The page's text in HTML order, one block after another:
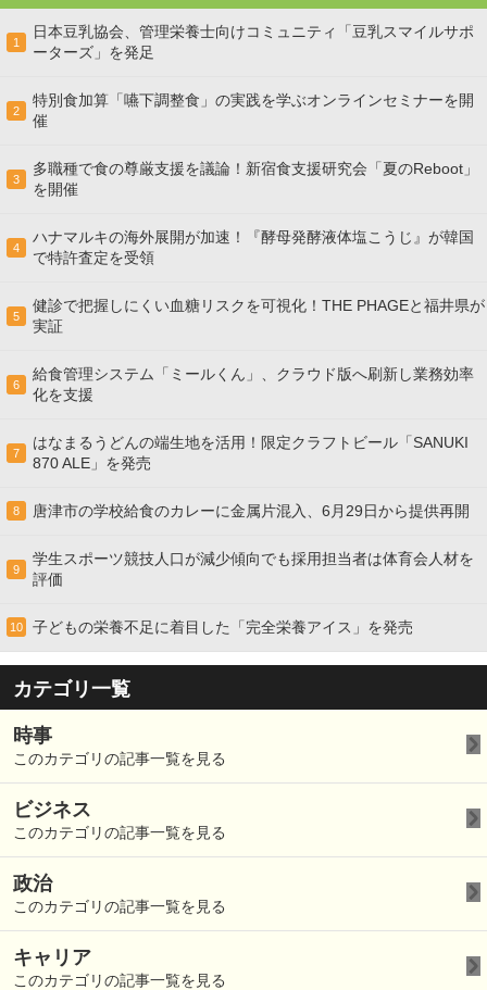
1
日本豆乳協会、管理栄養士向けコミュニティ「豆乳スマイルサポ
ーターズ」を発足
2
特別食加算「嚥下調整食」の実践を学ぶオンラインセミナーを開
催
3
多職種で食の尊厳支援を議論！新宿食支援研究会「夏のReboot」
を開催
4
ハナマルキの海外展開が加速！『酵母発酵液体塩こうじ』が韓国
で特許査定を受領
5
健診で把握しにくい血糖リスクを可視化！THE PHAGEと福井県が
実証
6
給食管理システム「ミールくん」、クラウド版へ刷新し業務効率
化を支援
7
はなまるうどんの端生地を活用！限定クラフトビール「SANUKI
870 ALE」を発売
8 唐津市の学校給食のカレーに金属片混入、6月29日から提供再開
9
学生スポーツ競技人口が減少傾向でも採用担当者は体育会人材を
評価
10 子どもの栄養不足に着目した「完全栄養アイス」を発売
カテゴリ一覧
時事
このカテゴリの記事一覧を見る
ビジネス
このカテゴリの記事一覧を見る
政治
このカテゴリの記事一覧を見る
キャリア
このカテゴリの記事一覧を見る